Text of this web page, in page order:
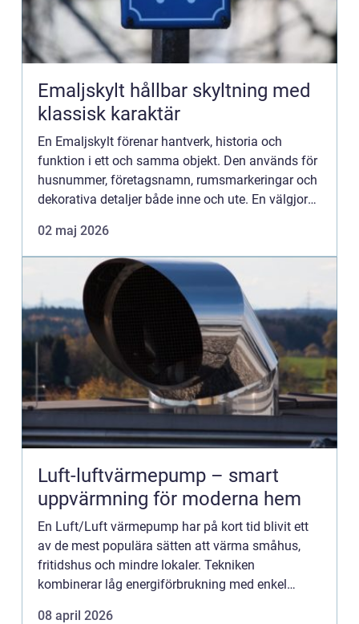
Emaljskylt hållbar skyltning med
klassisk karaktär
En Emaljskylt förenar hantverk, historia och
funktion i ett och samma objekt. Den används för
husnummer, företagsnamn, rumsmarkeringar och
dekorativa detaljer både inne och ute. En välgjord
ofta en...
02 maj 2026
Luft-luftvärmepump – smart
uppvärmning för moderna hem
En Luft/Luft värmepump har på kort tid blivit ett
av de mest populära sätten att värma småhus,
fritidshus och mindre lokaler. Tekniken
kombinerar låg energiförbrukning med enkel
08 april 2026